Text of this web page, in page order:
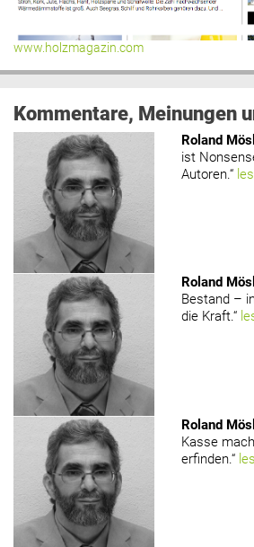
www.holzmagazin.com
Kommentare, Meinungen
Roland Mösl
ist
Autoren.“
Roland Mösl
Bestand –
die Kraft.“
Roland Mösl
Kasse
erfinden.“